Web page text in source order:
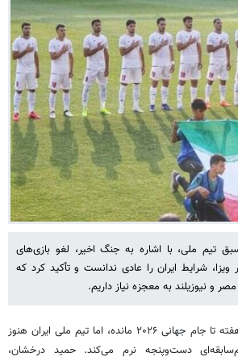
تیم ملی، با اشاره به جنگ اخیر، لغو بازی‌های
شرایط ایران را عادی ندانست و تأکید کرد که
و نیوزیلند به معجزه نیاز داریم.
کمتر از یک هفته تا جام جهانی ۲۰۲۶ مانده، اما تیم ملی ایران هنوز
دست‌وپنجه نرم می‌کند. حمید درخشان،